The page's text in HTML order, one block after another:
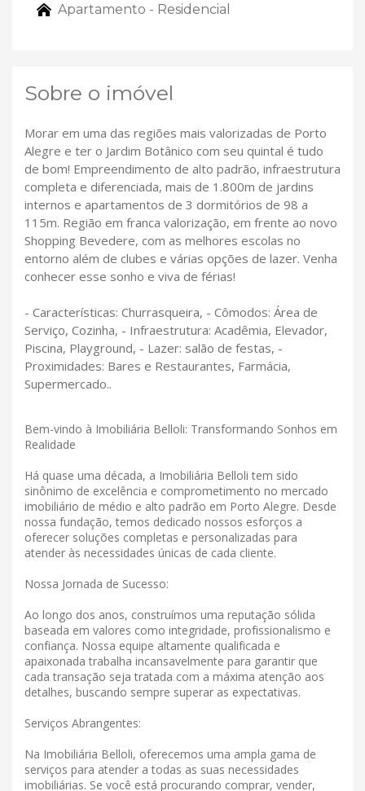
Apartamento - Residencial
Sobre o imóvel
Morar em uma das regiões mais valorizadas de Porto
Alegre e ter o Jardim Botânico com seu quintal é tudo
de bom! Empreendimento de alto padrão, infraestrutura
completa e diferenciada, mais de 1.800m de jardins
internos e apartamentos de 3 dormitórios de 98 a
115m. Região em franca valorização, em frente ao novo
Shopping Bevedere, com as melhores escolas no
entorno além de clubes e várias opções de lazer. Venha
conhecer esse sonho e viva de férias!
- Características: Churrasqueira, - Cômodos: Área de
Serviço, Cozinha, - Infraestrutura: Acadêmia, Elevador,
Piscina, Playground, - Lazer: salão de festas, -
Proximidades: Bares e Restaurantes, Farmácia,
Supermercado..
Bem-vindo à Imobiliária Belloli: Transformando Sonhos em
Realidade
Há quase uma década, a Imobiliária Belloli tem sido
sinônimo de excelência e comprometimento no mercado
imobiliário de médio e alto padrão em Porto Alegre. Desde
nossa fundação, temos dedicado nossos esforços a
oferecer soluções completas e personalizadas para
atender às necessidades únicas de cada cliente.
Nossa Jornada de Sucesso:
Ao longo dos anos, construímos uma reputação sólida
baseada em valores como integridade, profissionalismo e
confiança. Nossa equipe altamente qualificada e
apaixonada trabalha incansavelmente para garantir que
cada transação seja tratada com a máxima atenção aos
detalhes, buscando sempre superar as expectativas.
Serviços Abrangentes:
Na Imobiliária Belloli, oferecemos uma ampla gama de
serviços para atender a todas as suas necessidades
imobiliárias. Se você está procurando comprar, vender,